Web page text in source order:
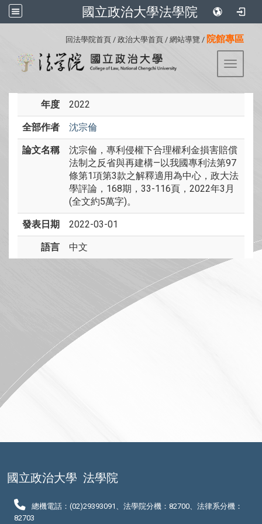
國立政治大學法學院
回法學院首頁 / 政治大學首頁 / 網站導覽 / 院館專區
Toggle
年度 2022
全部作者 沈宗倫
論文名稱
沈宗倫，專利侵權下合理權利金損害賠償
法制之反省與再建構—以我國專利法第97
條第1項第3款之解釋適用為中心，政大法
學評論，168期，33-116頁，2022年3月
(全文約5萬字)。
發表日期 2022-03-01
語言 中文
國立政治大學 法學院
總機電話：(02)29393091、法學院分機：82700、法律系分機：
82703